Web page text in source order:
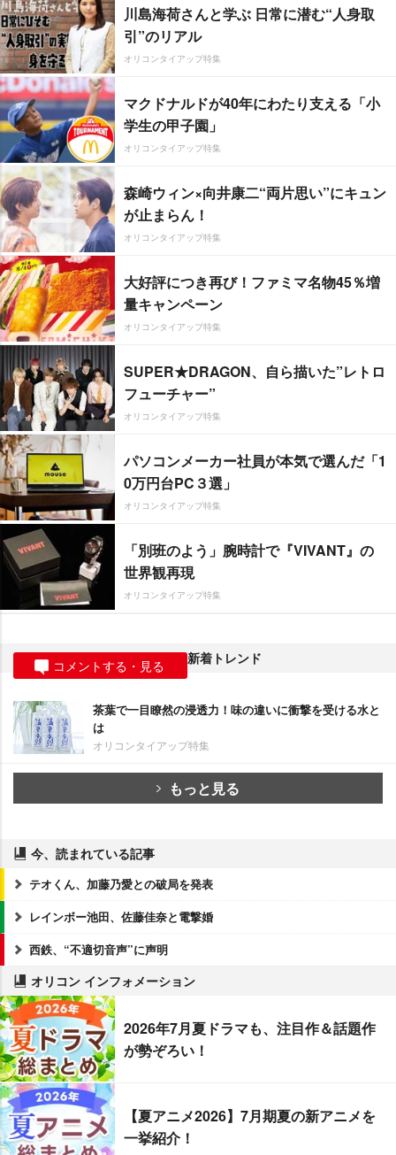
川島海荷さんと学ぶ 日常に潜む“人身取
引”のリアル
オリコンタイアップ特集
マクドナルドが40年にわたり支える「小
学生の甲子園」
オリコンタイアップ特集
森崎ウィン×向井康二“両片思い”にキュン
が止まらん！
オリコンタイアップ特集
大好評につき再び！ファミマ名物45％増
量キャンペーン
オリコンタイアップ特集
SUPER★DRAGON、自ら描いた”レトロ
フューチャー”
オリコンタイアップ特集
パソコンメーカー社員が本気で選んだ「1
0万円台PC３選」
オリコンタイアップ特集
「別班のよう」腕時計で『VIVANT』の
世界観再現
オリコンタイアップ特集
コメントする・見る 新着トレンド
茶葉で一目瞭然の浸透力！味の違いに衝撃を受ける水と
は
オリコンタイアップ特集
もっと見る
今、読まれている記事
テオくん、加藤乃愛との破局を発表
レインボー池田、佐藤佳奈と電撃婚
西鉄、“不適切音声”に声明
オリコン インフォメーション
2026年7月夏ドラマも、注目作＆話題作
が勢ぞろい！
【夏アニメ2026】7月期夏の新アニメを
一挙紹介！